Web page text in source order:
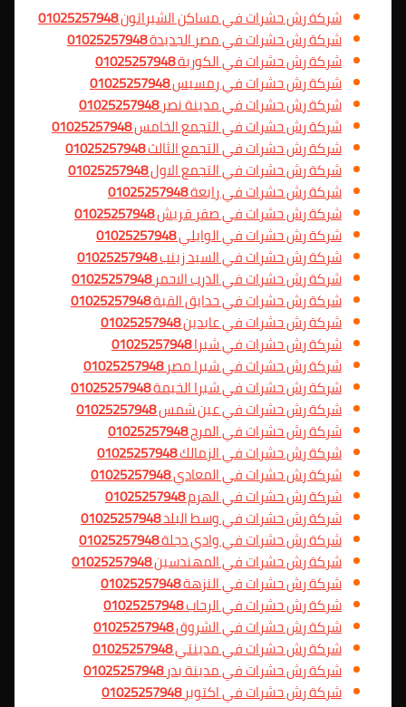
شركة رش حشرات في مساكن الشيراتون01025257948
شركة رش حشرات في مصر الجديدة01025257948
شركة رش حشرات في الكوربة01025257948
شركة رش حشرات في رمسيس01025257948
شركة رش حشرات في مدينة نصر01025257948
شركة رش حشرات في التجمع الخامس01025257948
شركة رش حشرات في التجمع الثالث01025257948
شركة رش حشرات في التجمع الاول01025257948
شركة رش حشرات في رابعة01025257948
شركة رش حشرات في صقر قريش01025257948
شركة رش حشرات في الوايلي01025257948
شركة رش حشرات في السيد زينب01025257948
شركة رش حشرات في الدرب الاحمر01025257948
شركة رش حشرات في حدايق القبة01025257948
شركة رش حشرات في عابدين01025257948
شركة رش حشرات في شبرا01025257948
شركة رش حشرات في شبرا مصر01025257948
شركة رش حشرات في شبرا الخيمة01025257948
شركة رش حشرات في عين شمس01025257948
شركة رش حشرات في المرج01025257948
شركة رش حشرات في الزمالك01025257948
شركة رش حشرات في المعادي01025257948
شركة رش حشرات في الهرم01025257948
شركة رش حشرات في وسط البلد01025257948
شركة رش حشرات في وادي دجلة01025257948
شركة رش حشرات في المهندسين01025257948
شركة رش حشرات في النزهة01025257948
شركة رش حشرات في الرحاب01025257948
شركة رش حشرات في الشروق01025257948
شركة رش حشرات في مدينتي01025257948
شركة رش حشرات في مدينة بدر01025257948
شركة رش حشرات في اكتوبر01025257948